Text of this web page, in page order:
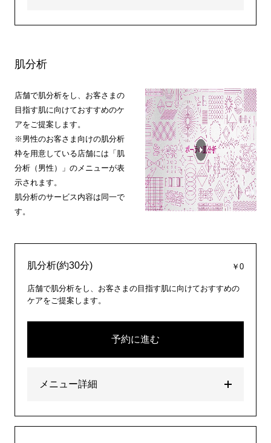
肌分析
店舗で肌分析をし、お客さまの
目指す肌に向けておすすめのケ
アをご提案します。
※男性のお客さま向けの肌分析
枠を用意している店舗には「肌
分析（男性）」のメニューが表
示されます。
肌分析のサービス内容は同一で
す。
肌分析(約30分) ￥0
店舗で肌分析をし、お客さまの目指す肌に向けておすすめの
ケアをご提案します。
予約に進む
メニュー詳細